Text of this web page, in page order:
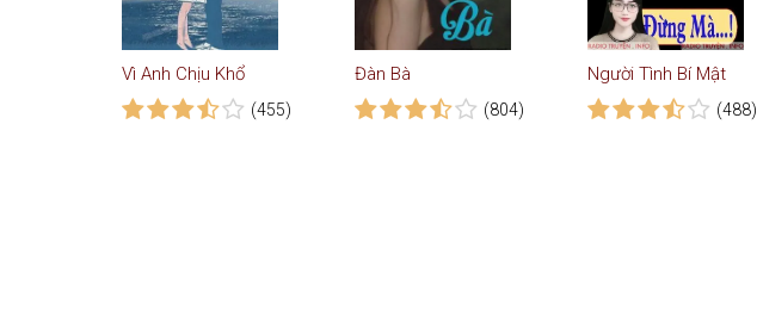
Vì Anh Chịu Khổ
(455)
Đàn Bà
(804)
Người Tình Bí Mật
(488)